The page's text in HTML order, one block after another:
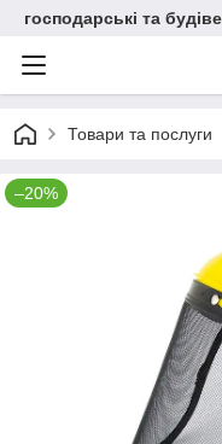
господарські та
Товари та послуги
–20%